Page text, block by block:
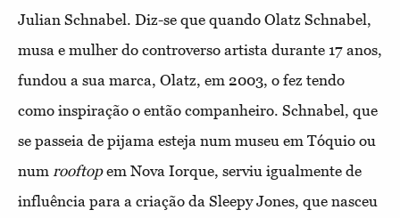
Julian Schnabel. Diz-se que quando Olatz Schnabel,
musa e mulher do controverso artista durante 17 anos,
fundou a sua marca, Olatz, em 2003, o fez tendo
como inspiração o então companheiro. Schnabel, que
se passeia de pijama esteja num museu em Tóquio ou
num rooftopem Nova Iorque, serviu igualmente de
influência para a criação da Sleepy Jones, que nasceu